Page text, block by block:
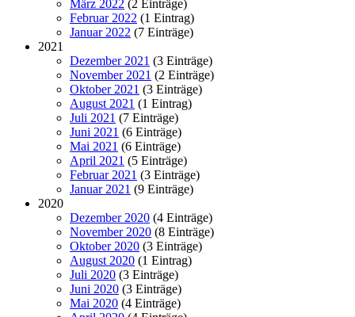
März 2022 (2 Einträge)
Februar 2022 (1 Eintrag)
Januar 2022 (7 Einträge)
2021
Dezember 2021 (3 Einträge)
November 2021 (2 Einträge)
Oktober 2021 (3 Einträge)
August 2021 (1 Eintrag)
Juli 2021 (7 Einträge)
Juni 2021 (6 Einträge)
Mai 2021 (6 Einträge)
April 2021 (5 Einträge)
Februar 2021 (3 Einträge)
Januar 2021 (9 Einträge)
2020
Dezember 2020 (4 Einträge)
November 2020 (8 Einträge)
Oktober 2020 (3 Einträge)
August 2020 (1 Eintrag)
Juli 2020 (3 Einträge)
Juni 2020 (3 Einträge)
Mai 2020 (4 Einträge)